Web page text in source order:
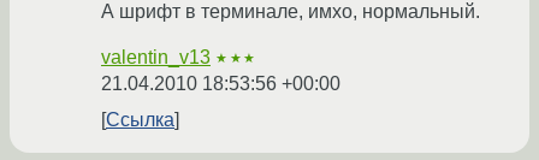
А шрифт в терминале, имхо, нормальный.
valentin_v13 ★★★
21.04.2010 18:53:56 +00:00
Ссылка